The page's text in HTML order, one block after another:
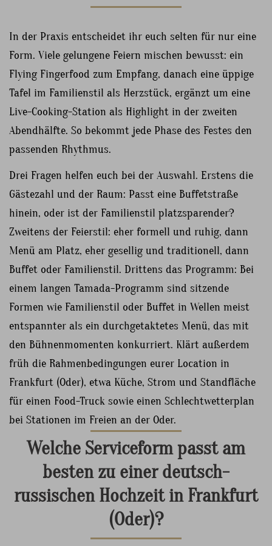
In der Praxis entscheidet ihr euch selten für nur eine
Form. Viele gelungene Feiern mischen bewusst: ein
Flying Fingerfood zum Empfang, danach eine üppige
Tafel im Familienstil als Herzstück, ergänzt um eine
Live-Cooking-Station als Highlight in der zweiten
Abendhälfte. So bekommt jede Phase des Festes den
passenden Rhythmus.
Drei Fragen helfen euch bei der Auswahl. Erstens die
Gästezahl und der Raum: Passt eine Buffetstraße
hinein, oder ist der Familienstil platzsparender?
Zweitens der Feierstil: eher formell und ruhig, dann
Menü am Platz, eher gesellig und traditionell, dann
Buffet oder Familienstil. Drittens das Programm: Bei
einem langen Tamada-Programm sind sitzende
Formen wie Familienstil oder Buffet in Wellen meist
entspannter als ein durchgetaktetes Menü, das mit
den Bühnenmomenten konkurriert. Klärt außerdem
früh die Rahmenbedingungen eurer Location in
Frankfurt (Oder), etwa Küche, Strom und Standfläche
für einen Food-Truck sowie einen Schlechtwetterplan
bei Stationen im Freien an der Oder.
Welche Serviceform passt am
besten zu einer deutsch-
russischen Hochzeit in Frankfurt
(Oder)?